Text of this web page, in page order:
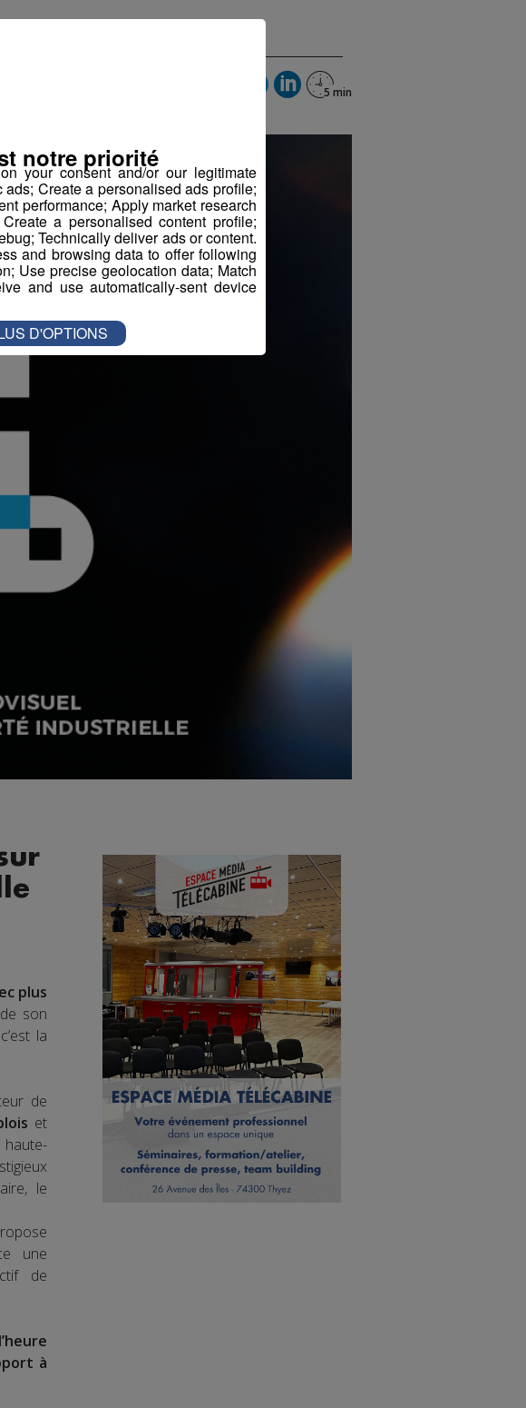
plus
son
la
de
et
le
une
de
à
your consent and/or our legitimate
Create a personalised ads profile;
performance; Apply market research
a personalised content profile;
Technically deliver ads or content.
and browsing data to offer following
Use precise geolocation data; Match
and use automatically-sent device
notre priorité
D'OPTIONS